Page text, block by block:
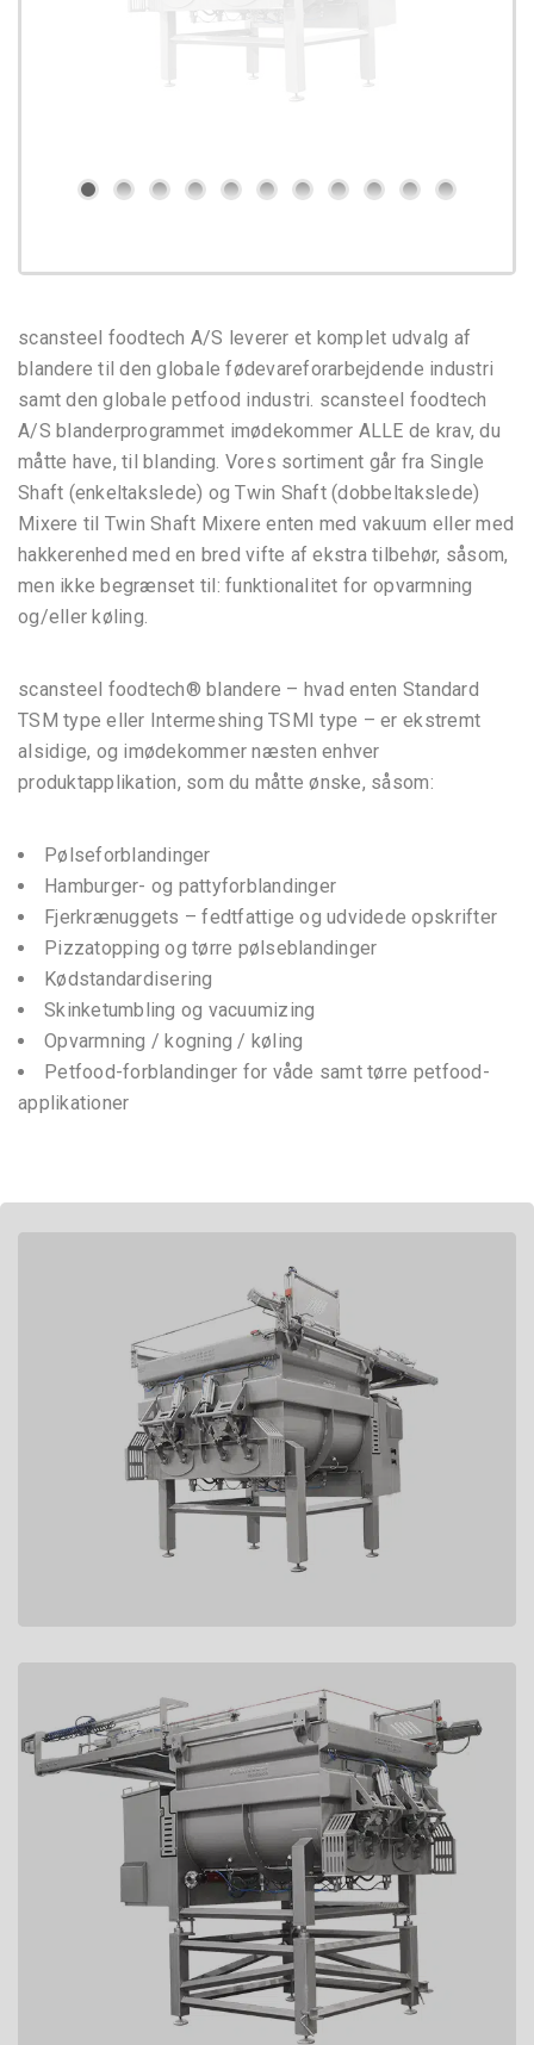
scansteel foodtech A/S leverer et komplet udvalg af
blandere til den globale fødevareforarbejdende industri
samt den globale petfood industri. scansteel foodtech
A/S blanderprogrammet imødekommer ALLE de krav, du
måtte have, til blanding. Vores sortiment går fra Single
Shaft (enkeltakslede) og Twin Shaft (dobbeltakslede)
Mixere til Twin Shaft Mixere enten med vakuum eller med
hakkerenhed med en bred vifte af ekstra tilbehør, såsom,
men ikke begrænset til: funktionalitet for opvarmning
og/eller køling.
scansteel foodtech® blandere – hvad enten Standard
TSM type eller Intermeshing TSMI type – er ekstremt
alsidige, og imødekommer næsten enhver
produktapplikation, som du måtte ønske, såsom:
Pølseforblandinger
Hamburger- og pattyforblandinger
Fjerkrænuggets – fedtfattige og udvidede opskrifter
Pizzatopping og tørre pølseblandinger
Kødstandardisering
Skinketumbling og vacuumizing
Opvarmning / kogning / køling
Petfood-forblandinger for våde samt tørre petfood-
applikationer